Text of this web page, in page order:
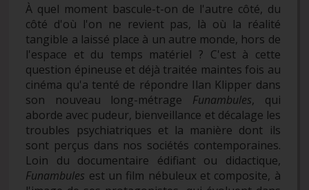
À quel moment bascule-t-on de l'autre côté, du
côté d'où l'on ne revient pas, là où la réalité
tangible a laissé place à un autre monde, hors de
l'espace et du temps matériel ? C'est à cette
question épineuse et déjà traitée maintes fois au
cinéma qu'a tenté de répondre Ilan Klipper dans
son nouveau long-métrage Funambules, qui
aborde avec pudeur, bienveillance et décalage les
troubles psychiatriques et la manière dont ils
sont perçus dans nos sociétés contemporaines.
Loin du documentaire édifiant ou didactique,
Funambules est un film nébuleux et composite, à